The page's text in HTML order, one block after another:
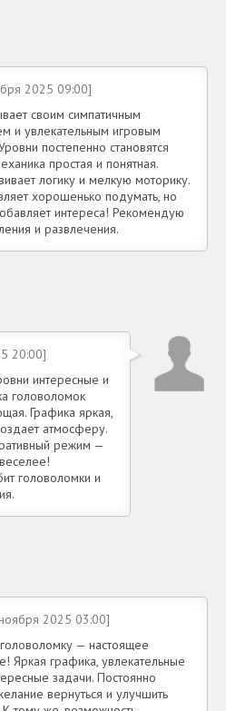
2025 09:00]
своим симпатичным
и увлекательным игровым
постепенно становятся
простая и понятная.
логику и мелкую моторику.
хорошенько подумать, но
интереса! Рекомендую
и развлечения.
20:00]
интересные и
головоломок
Графика яркая,
атмосферу.
режим —
головоломки и
2025 03:00]
головоломку — настоящее
Яркая графика, увлекательные
задачи. Постоянно
вернуться и улучшить